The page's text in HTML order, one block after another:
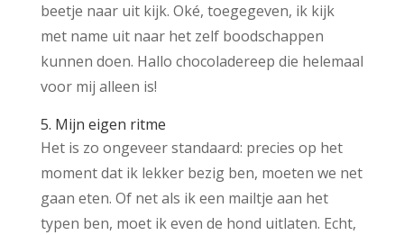
beetje naar uit kijk. Oké, toegegeven, ik kijk
met name uit naar het zelf boodschappen
kunnen doen. Hallo chocoladereep die helemaal
voor mij alleen is!
5. Mijn eigen ritme
Het is zo ongeveer standaard: precies op het
moment dat ik lekker bezig ben, moeten we net
gaan eten. Of net als ik een mailtje aan het
typen ben, moet ik even de hond uitlaten. Echt,